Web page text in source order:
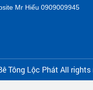
Mr Hiếu 0909009945
Tông Lộc Phát All rights